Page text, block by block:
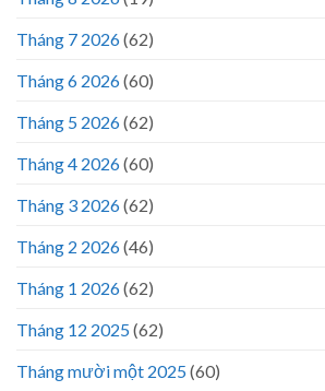
Tháng 7 2026(62)
Tháng 6 2026(60)
Tháng 5 2026(62)
Tháng 4 2026(60)
Tháng 3 2026(62)
Tháng 2 2026(46)
Tháng 1 2026(62)
Tháng 12 2025(62)
Tháng mười một 2025(60)